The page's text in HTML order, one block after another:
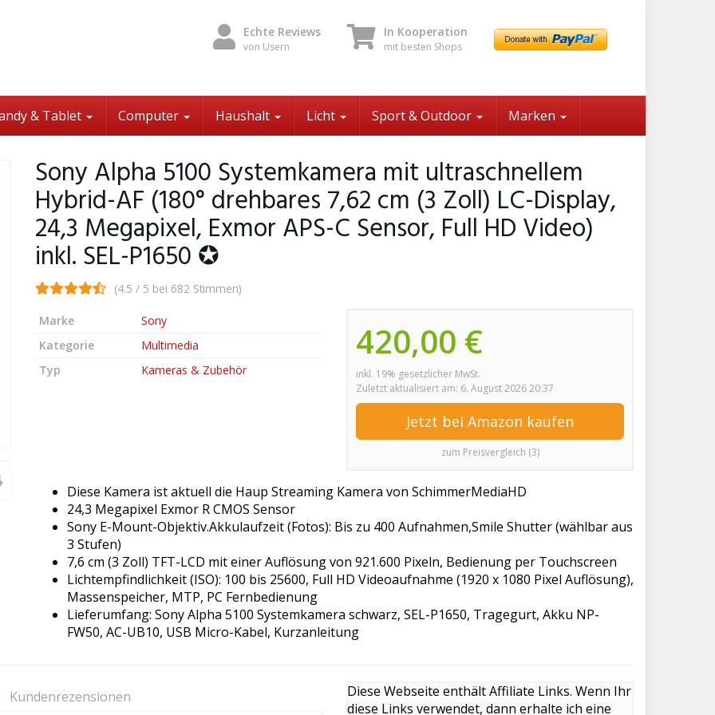
Echte Reviews
von Usern
In Kooperation
mit besten Shops
& Tablet Computer Haushalt Licht Sport & Outdoor Marken
Sony Alpha 5100 Systemkamera mit ultraschnellem
Hybrid-AF (180° drehbares 7,62 cm (3 Zoll) LC-Display,
24,3 Megapixel, Exmor APS-C Sensor, Full HD Video)
inkl. SEL-P1650 ✪
(4.5 / 5 bei 682 Stimmen)
420,00 €
inkl. 19% gesetzlicher MwSt.
Zuletzt aktualisiert am: 6. August 2026 20:37
Jetzt bei Amazon kaufen
zum Preisvergleich (3)
Marke
Sony
Kategorie
Multimedia
Typ
Kameras & Zubehör
Diese Kamera ist aktuell die Haup Streaming Kamera von SchimmerMediaHD
24,3 Megapixel Exmor R CMOS Sensor
Sony E-Mount-Objektiv.Akkulaufzeit (Fotos): Bis zu 400 Aufnahmen,Smile Shutter (wählbar aus
3 Stufen)
7,6 cm (3 Zoll) TFT-LCD mit einer Auflösung von 921.600 Pixeln, Bedienung per Touchscreen
Lichtempfindlichkeit (ISO): 100 bis 25600, Full HD Videoaufnahme (1920 x 1080 Pixel Auflösung),
Massenspeicher, MTP, PC Fernbedienung
Lieferumfang: Sony Alpha 5100 Systemkamera schwarz, SEL-P1650, Tragegurt, Akku NP-
FW50, AC-UB10, USB Micro-Kabel, Kurzanleitung
Kundenrezensionen
Diese Webseite enthält Affiliate Links. Wenn Ihr
diese Links verwendet, dann erhalte ich eine